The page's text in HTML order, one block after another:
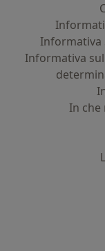
Informativa
Informativa
In